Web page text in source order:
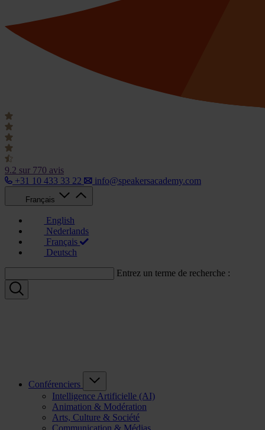
9.2 sur 770 avis
+31 10 433 33 22
info@speakersacademy.com
Français
English
Nederlands
Français
Deutsch
Entrez un terme de recherche :
Conférenciers
Intelligence Artificielle (AI)
Animation & Modération
Arts, Culture & Société
Communication & Médias